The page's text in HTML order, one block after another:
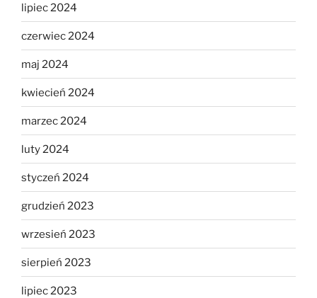
lipiec 2024
czerwiec 2024
maj 2024
kwiecień 2024
marzec 2024
luty 2024
styczeń 2024
grudzień 2023
wrzesień 2023
sierpień 2023
lipiec 2023